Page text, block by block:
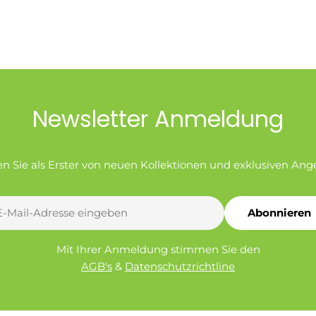
Newsletter Anmeldung
Sie als Erster von neuen Kollektionen und exklusiven
Abonnieren
Mit Ihrer Anmeldung stimmen Sie den
AGB's & Datenschutzrichtline